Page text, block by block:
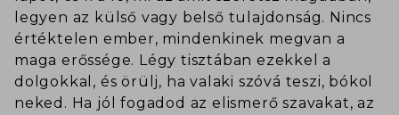
legyen az külső vagy belső tulajdonság. Nincs
értéktelen ember, mindenkinek megvan a
maga erőssége. Légy tisztában ezekkel a
dolgokkal, és örülj, ha valaki szóvá teszi, bókol
neked. Ha jól fogadod az elismerő szavakat, az